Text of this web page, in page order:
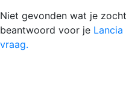
Niet gevonden wat je
beantwoord voor je Lancia
vraag.